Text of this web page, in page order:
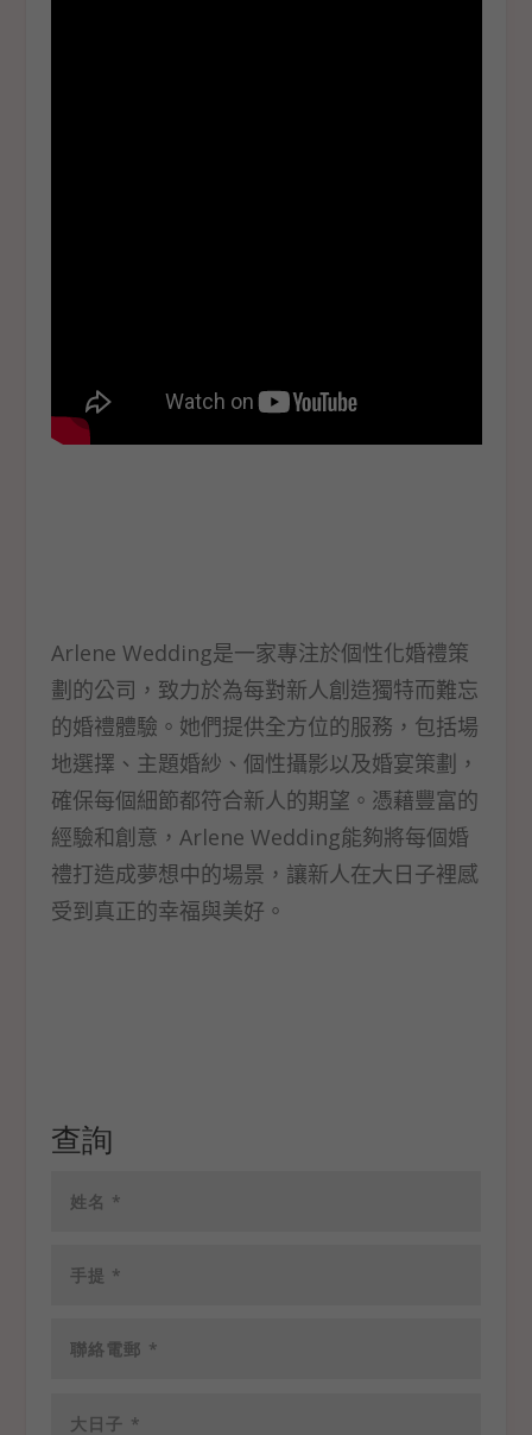
Arlene Wedding是一家專注於個性化婚禮策
劃的公司，致力於為每對新人創造獨特而難忘
的婚禮體驗。她們提供全方位的服務，包括場
地選擇、主題婚紗、個性攝影以及婚宴策劃，
確保每個細節都符合新人的期望。憑藉豐富的
經驗和創意， Arlene Wedding能夠將每個婚
禮打造成夢想中的場景，讓新人在大日子裡感
受到真正的幸福與美好。
查詢